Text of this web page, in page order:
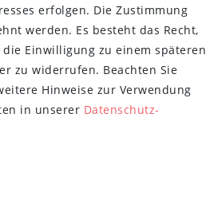
ich dieDaten­schutz­erklärunggelesen habe.
jederzeit widerrufen.**
Hierbei handelt es sich um ein Pflichtfeld.
erfolgen. Die Zustimmung
werden. Es besteht das Recht,
Einwilligung zu einem späteren
zu widerrufen. Beachten Sie
Hinweise zur Verwendung
in unserer Daten­schutz­